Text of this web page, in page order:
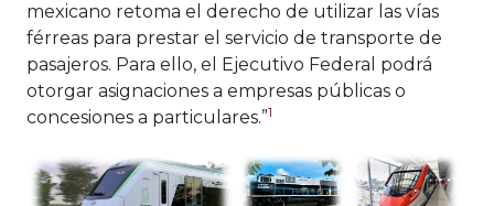
mexicano retoma el derecho de utilizar las vías
férreas para prestar el servicio de transporte de
pasajeros. Para ello, el Ejecutivo Federal podrá
otorgar asignaciones a empresas públicas o
concesiones a particulares.”1